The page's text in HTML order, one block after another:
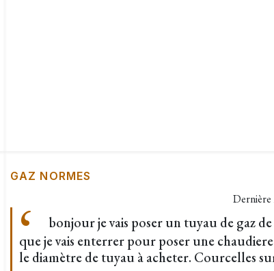
GAZ NORMES
Dernière
bonjour je vais poser un tuyau de gaz
que je vais enterrer pour poser une chaudiere
le diamètre de tuyau à acheter. Courcelles